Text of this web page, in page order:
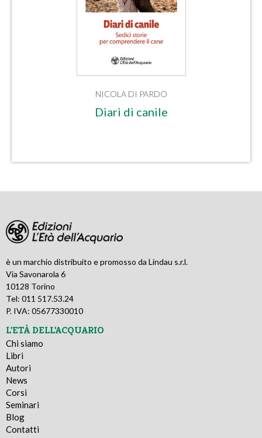
NICOLA DI PARDO
Diari di canile
è un marchio distribuito e promosso da Lindau s.r.l.
Via Savonarola 6
10128 Torino
Tel: 011 517.53.24
P. IVA: 05677330010
L'ETÀ DELL'ACQUARIO
Chi siamo
Libri
Autori
News
Corsi
Seminari
Blog
Contatti